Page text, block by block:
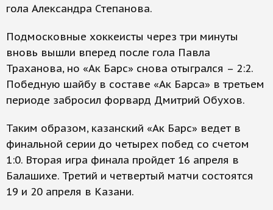
гола Александра Степанова.
Подмосковные хоккеисты через три минуты
вновь вышли вперед после гола Павла
Траханова, но «Ак Барс» снова отыгрался – 2:2.
Победную шайбу в составе «Ак Барса» в третьем
периоде забросил форвард Дмитрий Обухов.
Таким образом, казанский «Ак Барс» ведет в
финальной серии до четырех побед со счетом
1:0. Вторая игра финала пройдет 16 апреля в
Балашихе. Третий и четвертый матчи состоятся
19 и 20 апреля в Казани.